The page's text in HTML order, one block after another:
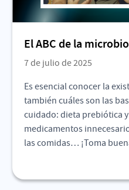
El ABC de la
7 de julio de 2025
Es esencial conocer la
también cuáles son las
cuidado: dieta prebiótica
medicamentos
las comidas… ¡Toma